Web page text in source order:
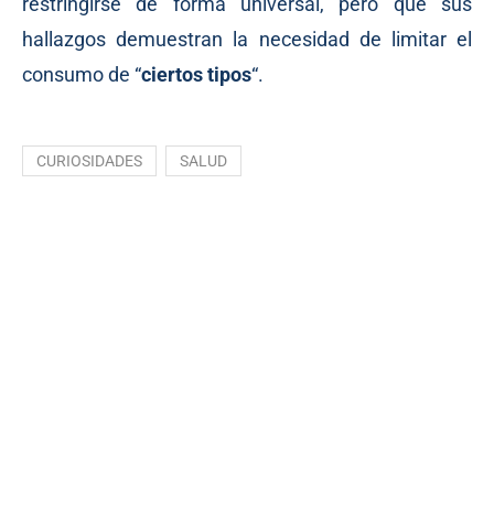
hallazgos demuestran la necesidad de limitar el
consumo de “ciertos tipos“.
CURIOSIDADES SALUD